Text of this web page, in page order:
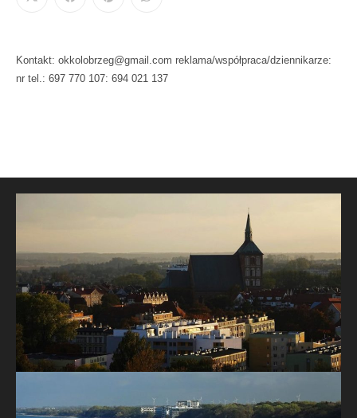
Kontakt: okkolobrzeg@gmail.com reklama/współpraca/dziennikarze:
nr tel.: 697 770 107: 694 021 137